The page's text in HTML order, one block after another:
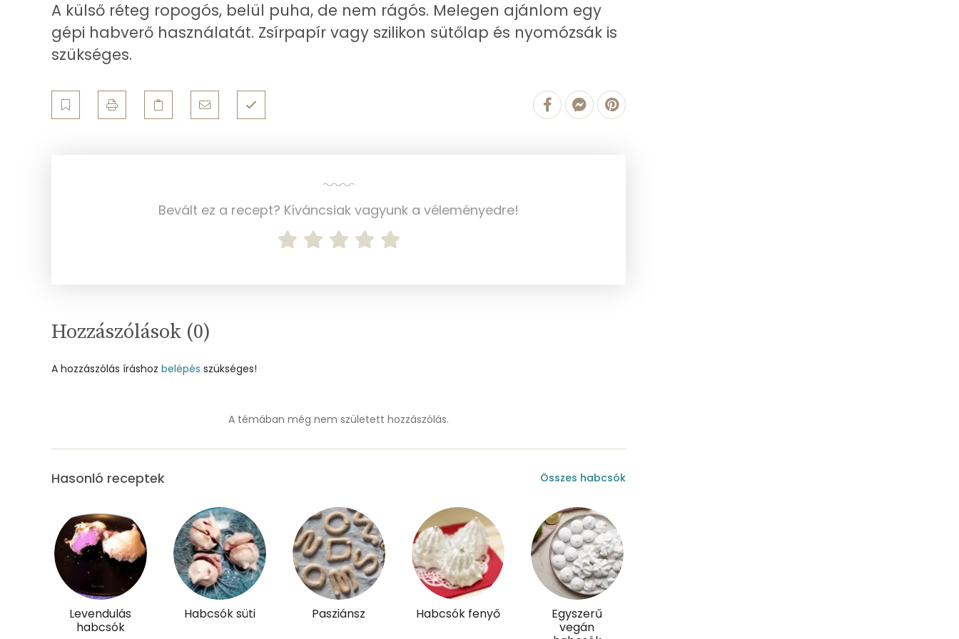
Kálcium
1 mg
Vas
Foszfor
2 mg
Cukor
Vitaminok
0
A vitamin (RAE):
0 micro
B6 vitamin:
0 mg
B12 Vitamin:
0 micro
A külső réteg ropogós, belül puha, de nem rágós. Melegen ajánlom egy
gépi habverő használatát. Zsírpapír vagy szilikon sütőlap és nyomózsák is
szükséges.
Bevált ez a recept? Kíváncsiak vagyunk a véleményedre!
Hozzászólások (0)
A hozzászólás íráshoz belépés szükséges!
A témában még nem született hozzászólás.
Hasonló receptek Összes habcsók
Levendulás
habcsók
Habcsók süti Pasziánsz Habcsók fenyő
Egyszerű
vegán